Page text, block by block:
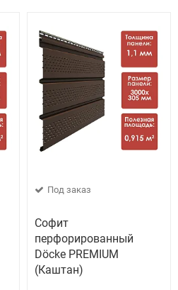
Под заказ
Софит
перфорированный
Döcke PREMIUM
(Каштан)